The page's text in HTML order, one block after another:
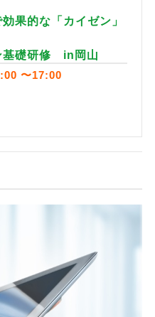
果的な「カイゼン」
基礎研修 in岡山
〜17:00